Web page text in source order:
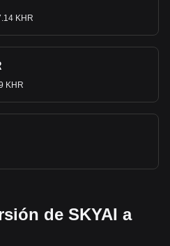
KHR
KHR
de SKYAI a